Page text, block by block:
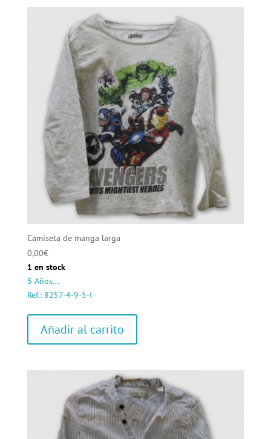
Camiseta de manga larga
0,00€
1 en stock
5 Años...
Ref.: 8257-4-9-5-I
Añadir al carrito